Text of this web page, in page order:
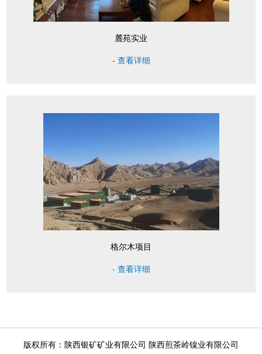
麓苑实业
- 查看详细
格尔木项目
- 查看详细
版权所有：陕西银矿矿业有限公司 陕西煎茶岭镍业有限公司